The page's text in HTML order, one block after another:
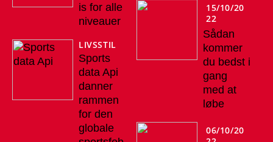
is for alle
niveauer
LIVSSTIL
Sports
data Api
danner
rammen
for den
globale
15/10/20
22
Sådan
kommer
du bedst i
gang
med at
løbe
06/10/20